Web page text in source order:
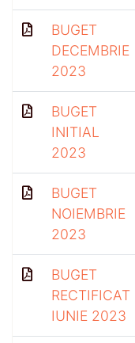
BUGET
DECEMBRIE
2023
BUGET
INITIAL
2023
BUGET
NOIEMBRIE
2023
BUGET
RECTIFICAT
IUNIE 2023